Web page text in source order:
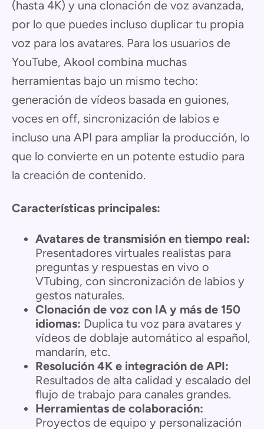
(hasta 4K) y una clonación de voz avanzada,
por lo que puedes incluso duplicar tu propia
voz para los avatares. Para los usuarios de
YouTube, Akool combina muchas
herramientas bajo un mismo techo:
generación de vídeos basada en guiones,
voces en off, sincronización de labios e
incluso una API para ampliar la producción, lo
que lo convierte en un potente estudio para
la creación de contenido.
Características principales:
Avatares de transmisión en tiempo real:
Presentadores virtuales realistas para
preguntas y respuestas en vivo o
VTubing, con sincronización de labios y
gestos naturales.
Clonación de voz con IA y más de 150
idiomas: Duplica tu voz para avatares y
vídeos de doblaje automático al español,
mandarín, etc.
Resolución 4K e integración de API:
Resultados de alta calidad y escalado del
flujo de trabajo para canales grandes.
Herramientas de colaboración:
Proyectos de equipo y personalización